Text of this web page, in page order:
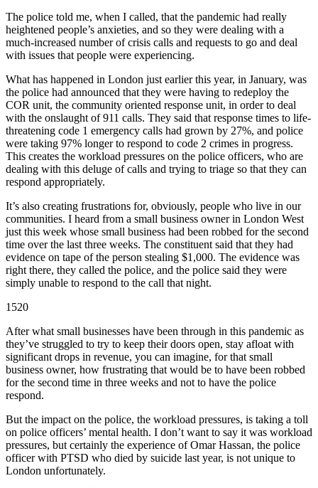
The police told me, when I called, that the pandemic had really
heightened people’s anxieties, and so they were dealing with a
much-increased number of crisis calls and requests to go and deal
with issues that people were experiencing.
What has happened in London just earlier this year, in January, was
the police had announced that they were having to redeploy the
COR unit, the community oriented response unit, in order to deal
with the onslaught of 911 calls. They said that response times to life-
threatening code 1 emergency calls had grown by 27%, and police
were taking 97% longer to respond to code 2 crimes in progress.
This creates the workload pressures on the police officers, who are
dealing with this deluge of calls and trying to triage so that they can
respond appropriately.
It’s also creating frustrations for, obviously, people who live in our
communities. I heard from a small business owner in London West
just this week whose small business had been robbed for the second
time over the last three weeks. The constituent said that they had
evidence on tape of the person stealing $1,000. The evidence was
right there, they called the police, and the police said they were
simply unable to respond to the call that night.
1520
After what small businesses have been through in this pandemic as
they’ve struggled to try to keep their doors open, stay afloat with
significant drops in revenue, you can imagine, for that small
business owner, how frustrating that would be to have been robbed
for the second time in three weeks and not to have the police
respond.
But the impact on the police, the workload pressures, is taking a toll
on police officers’ mental health. I don’t want to say it was workload
pressures, but certainly the experience of Omar Hassan, the police
officer with PTSD who died by suicide last year, is not unique to
London unfortunately.